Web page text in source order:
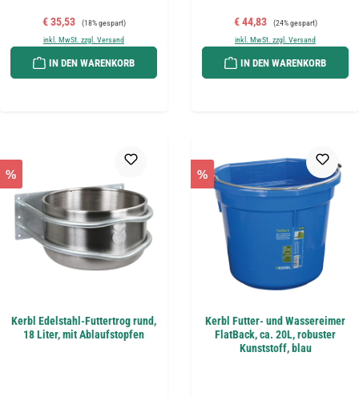
Verkaufspreis:
€ 35,53 Regulärer Preis:
(18% gespart)
inkl. MwSt. zzgl. Versand
IN DEN WARENKORB
Verkaufspreis:
€ 44,83 Regulärer Preis:
(24% gespart)
inkl. MwSt. zzgl. Versand
IN DEN WARENKORB
%
Kerbl Edelstahl-Futtertrog rund,
18 Liter, mit Ablaufstopfen
%
Kerbl Futter- und Wassereimer
FlatBack, ca. 20L, robuster
Kunststoff, blau